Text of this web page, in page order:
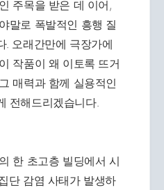
주목을 받은 데 이어,
말로 폭발적인 흥행 질
. 오래간만에 극장가에
작품이 왜 이토록 뜨거
매력과 함께 실용적인
전해드리겠습니다.
한 초고층 빌딩에서 시
단 감염 사태가 발생하